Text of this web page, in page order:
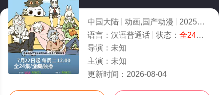
全24集/全集
中国大陆 动画,国产动漫 2025
10.0
语言： 汉语普通话 状态： 全24集
导演： 未知
主演： 未知
更新时间： 2026-08-04